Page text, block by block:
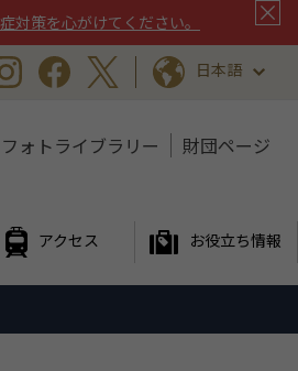
対策を心がけてください。
日本語
フォトライブラリー 財団ページ
アクセス お役立ち情報